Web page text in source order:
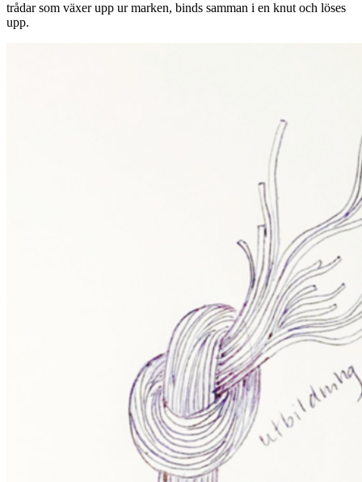
trådar som växer upp ur marken, binds samman i en knut och löses
upp.